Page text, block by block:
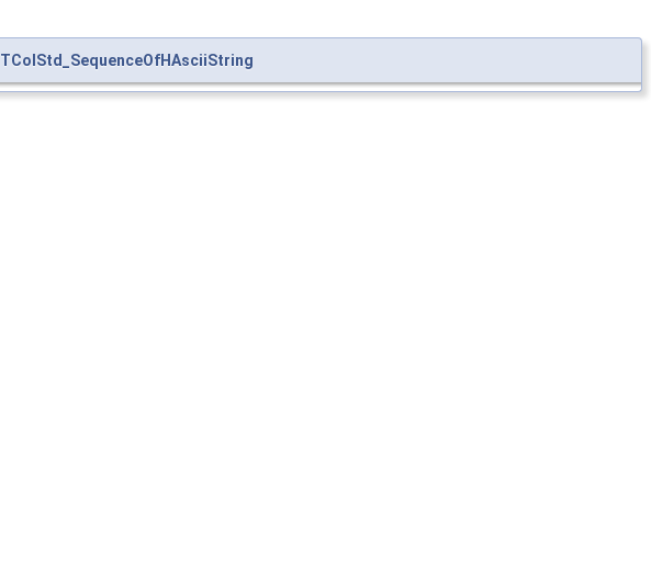
TColStd_SequenceOfHAsciiString